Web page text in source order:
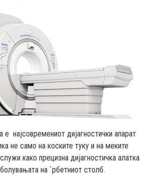
е најсовремениот дијагностички апарат
не само на коските туку и на меките
како прецизна дијагностичка алатка
на `рбетниот столб.